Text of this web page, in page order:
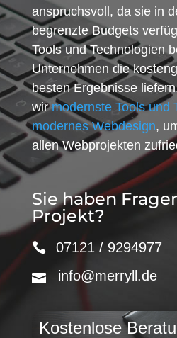
anspruchsvoll, da sie in
begrenzte Budgets
Tools und Technologien
Unternehmen die
besten Ergebnisse
wirmodernste Tools und
modernes Webdesign,
allen Webprojekten
Sie haben
Projekt?
07121 / 9294977
info@merryll.de
Kostenlose